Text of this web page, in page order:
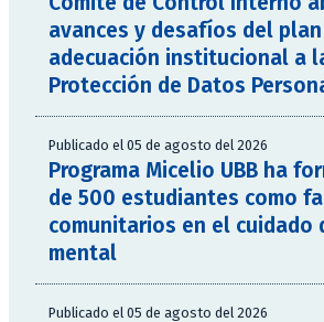
avances y desafíos del
adecuación institucional a
Protección de Datos
Publicado el 05 de agosto del 2026
Programa Micelio UBB ha
de 500 estudiantes como
comunitarios en el cuidado
mental
Publicado el 05 de agosto del 2026